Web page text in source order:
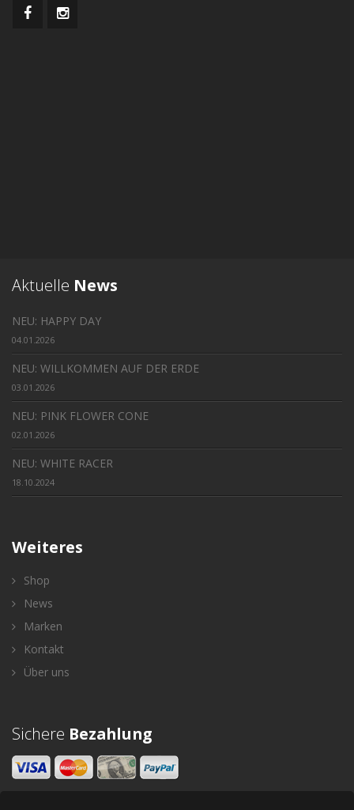
Aktuelle News
NEU: HAPPY DAY
04.01.2026
NEU: WILLKOMMEN AUF DER ERDE
03.01.2026
NEU: PINK FLOWER CONE
02.01.2026
NEU: WHITE RACER
18.10.2024
Weiteres
Shop
News
Marken
Kontakt
Über uns
Sichere Bezahlung